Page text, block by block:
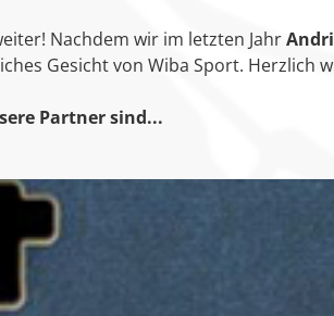
Nachdem wir im letzten Jahr
Gesicht von Wiba Sport. Herzlich
Partner sind...